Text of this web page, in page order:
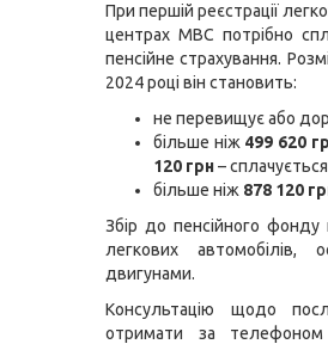
При першій реєстрації
центрах МВС потрібно
пенсійне страхування.
2024 році він становить:
не перевищує або
більше ніж 499 620
120 грн– сплачується
більше ніж 878 120
Збір до пенсійного фонду
легкових автомобілів,
двигунами.
Консультацію щодо
отримати за